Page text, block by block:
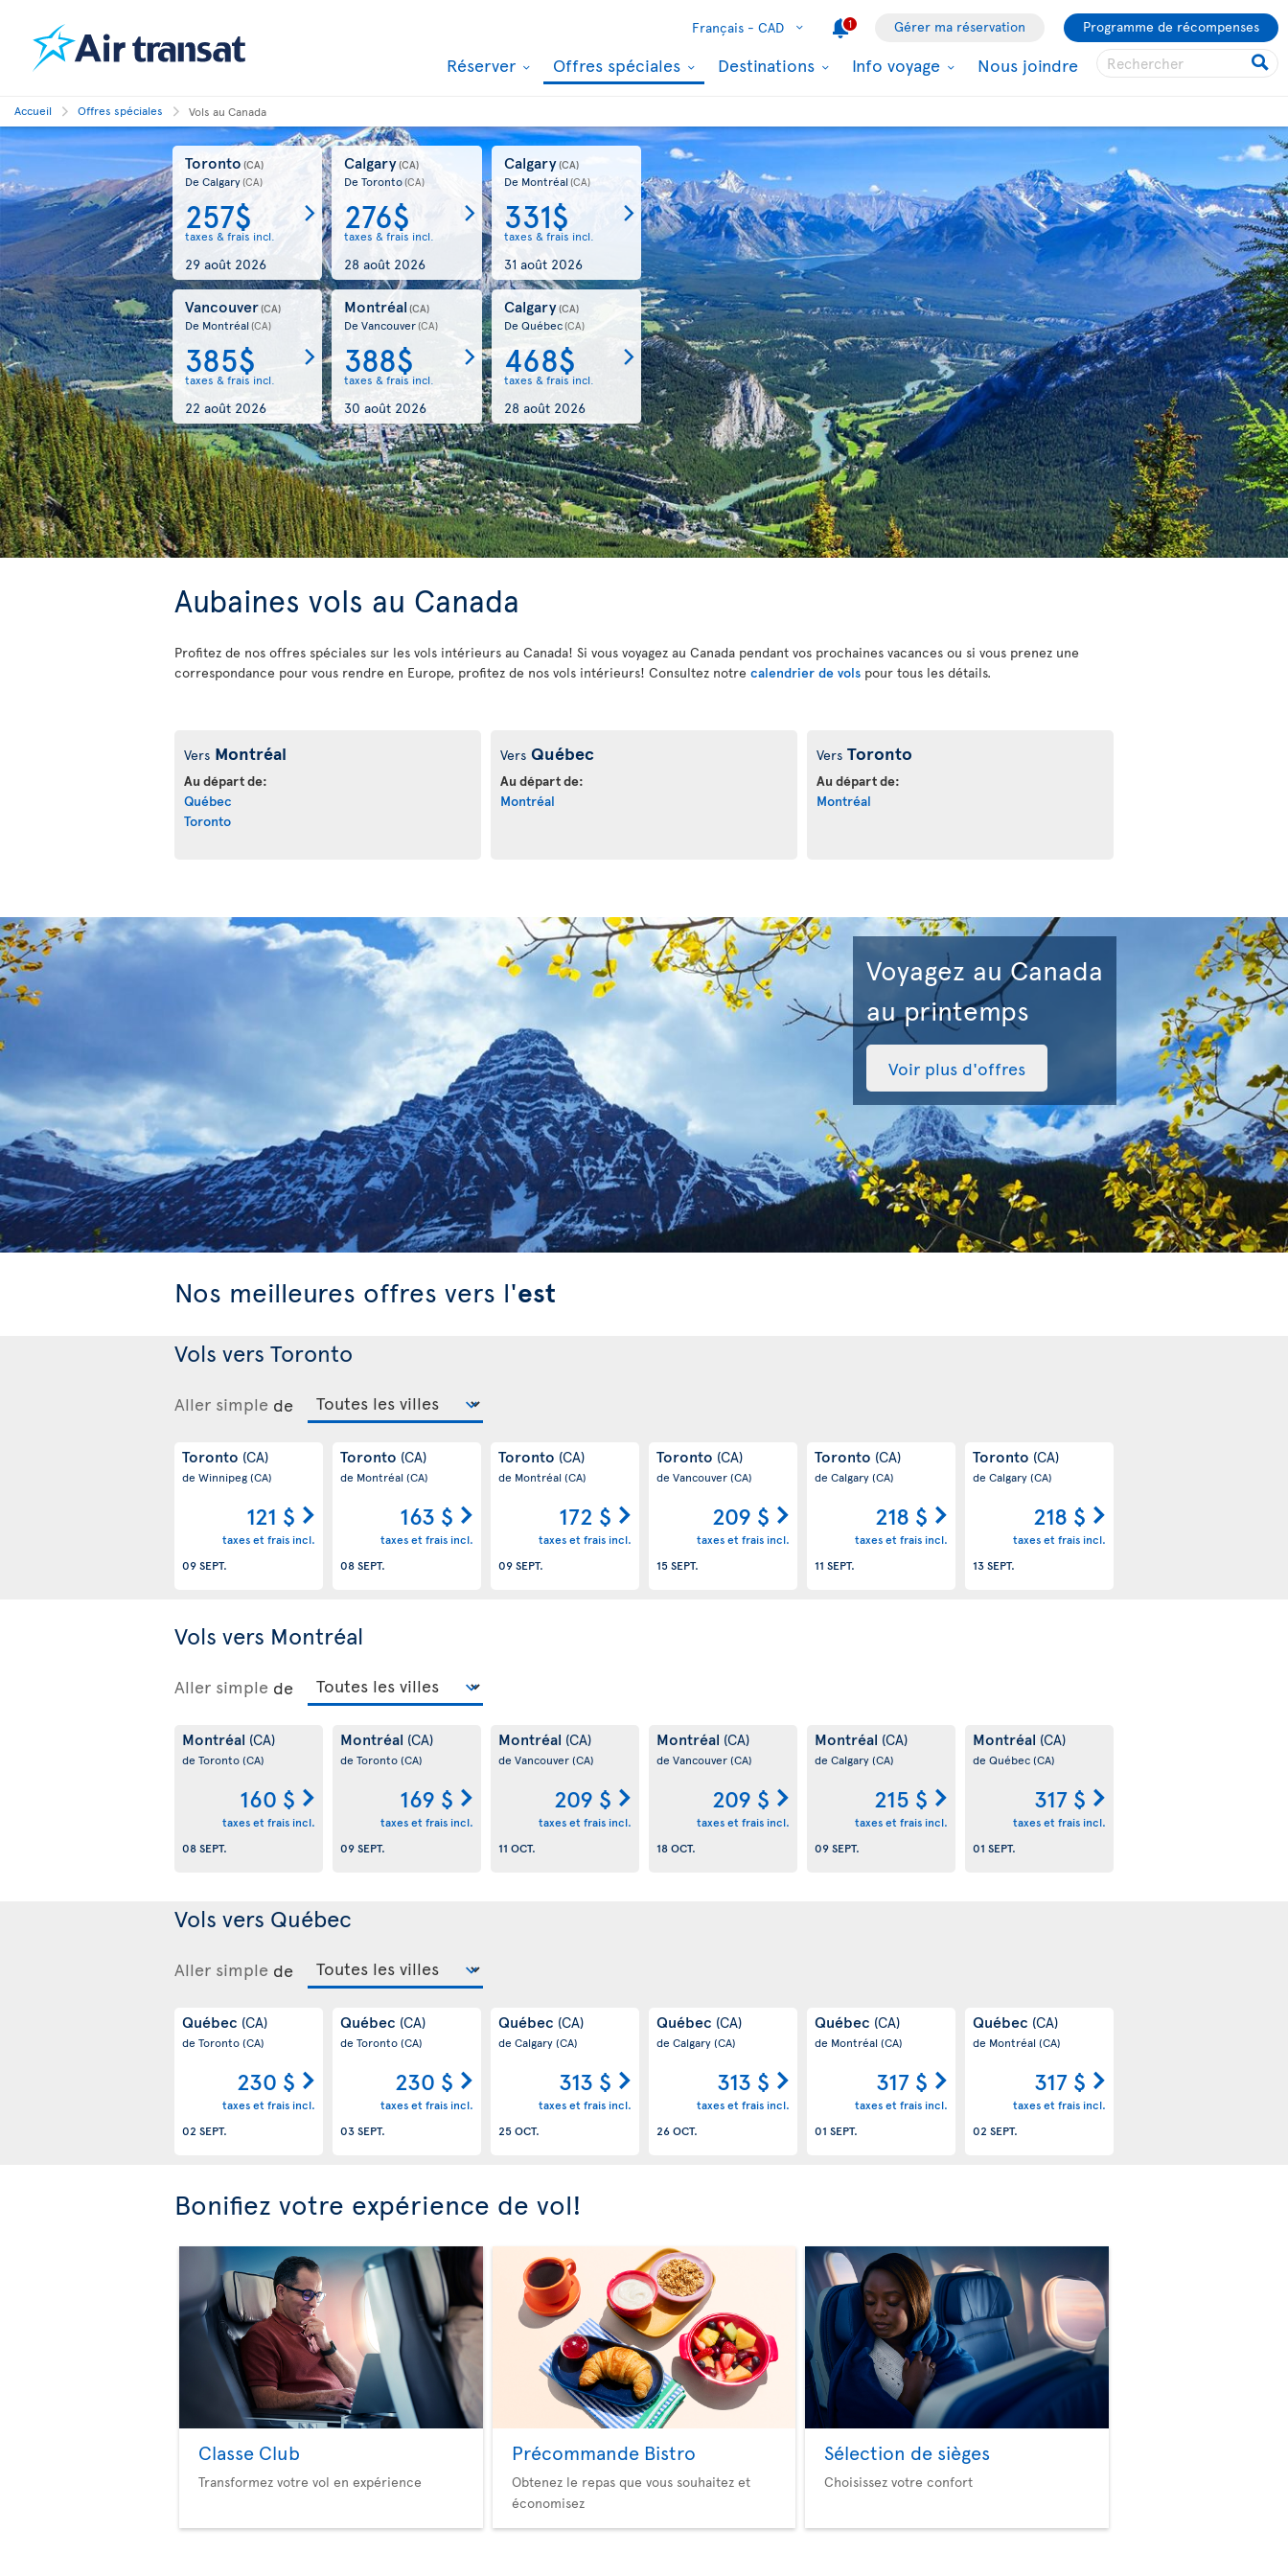
Français - CAD 1 Gérer ma réservation Programme de récompenses
Réserver Offres spéciales Destinations Info voyage Nous joindre
Accueil Offres spéciales Vols au Canada
Toronto (CA)
De Calgary(CA)
257$
taxes & frais incl.
29 août 2026
Calgary(CA)
De Toronto(CA)
276$
taxes & frais incl.
28 août 2026
Calgary(CA)
De Montréal(CA)
331$
taxes & frais incl.
31 août 2026
Vancouver(CA)
De Montréal(CA)
385$
taxes & frais incl.
22 août 2026
Montréal (CA)
De Vancouver(CA)
388$
taxes & frais incl.
30 août 2026
Calgary(CA)
De Québec(CA)
468$
taxes & frais incl.
28 août 2026
Aubaines vols au Canada
Profitez de nos offres spéciales sur les vols intérieurs au Canada! Si vous voyagez au Canada pendant vos prochaines vacances ou si vous prenez une
correspondance pour vous rendre en Europe, profitez de nos vols intérieurs! Consultez notre calendrier de vols pour tous les détails.
Vers Montréal
Au départ de:
Québec
Toronto
Vers Québec
Au départ de:
Montréal
Vers Toronto
Au départ de:
Montréal
Voyagez au Canada
au printemps
Voir plus d'offres
Nos meilleures offres vers l'est
Vols vers Toronto
Aller simple de
Toronto (CA)
de Winnipeg(CA)
121 $
taxes et frais incl.
09 SEPT.
Toronto (CA)
de Montréal(CA)
163 $
taxes et frais incl.
08 SEPT.
Toronto (CA)
de Montréal(CA)
172 $
taxes et frais incl.
09 SEPT.
Toronto (CA)
de Vancouver(CA)
209 $
taxes et frais incl.
15 SEPT.
Toronto (CA)
de Calgary(CA)
218 $
taxes et frais incl.
11 SEPT.
Toronto (CA)
de Calgary(CA)
218 $
taxes et frais incl.
13 SEPT.
Vols vers Montréal
Aller simple de
Montréal (CA)
de Toronto(CA)
160 $
taxes et frais incl.
08 SEPT.
Montréal (CA)
de Toronto(CA)
169 $
taxes et frais incl.
09 SEPT.
Montréal (CA)
de Vancouver(CA)
209 $
taxes et frais incl.
11 OCT.
Montréal (CA)
de Vancouver(CA)
209 $
taxes et frais incl.
18 OCT.
Montréal (CA)
de Calgary(CA)
215 $
taxes et frais incl.
09 SEPT.
Montréal (CA)
de Québec(CA)
317 $
taxes et frais incl.
01 SEPT.
Vols vers Québec
Aller simple de
Québec (CA)
de Toronto(CA)
230 $
taxes et frais incl.
02 SEPT.
Québec (CA)
de Toronto(CA)
230 $
taxes et frais incl.
03 SEPT.
Québec (CA)
de Calgary(CA)
313 $
taxes et frais incl.
25 OCT.
Québec (CA)
de Calgary(CA)
313 $
taxes et frais incl.
26 OCT.
Québec (CA)
de Montréal(CA)
317 $
taxes et frais incl.
01 SEPT.
Québec (CA)
de Montréal(CA)
317 $
taxes et frais incl.
02 SEPT.
Bonifiez votre expérience de vol!
Classe Club
Transformez votre vol en expérience
Précommande Bistro
Obtenez le repas que vous souhaitez et
économisez
Sélection de sièges
Choisissez votre confort